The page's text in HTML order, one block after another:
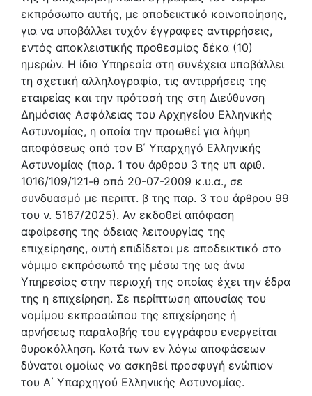
εκπρόσωπο αυτής, με αποδεικτικό κοινοποίησης,
για να υποβάλλει τυχόν έγγραφες αντιρρήσεις,
εντός αποκλειστικής προθεσμίας δέκα (10)
ημερών. Η ίδια Υπηρεσία στη συνέχεια υποβάλλει
τη σχετική αλληλογραφία, τις αντιρρήσεις της
εταιρείας και την πρότασή της στη Διεύθυνση
Δημόσιας Ασφάλειας του Αρχηγείου Ελληνικής
Αστυνομίας, η οποία την προωθεί για λήψη
αποφάσεως από τον Β΄ Υπαρχηγό Ελληνικής
Αστυνομίας (παρ. 1 του άρθρου 3 της υπ αριθ.
1016/109/121-θ από 20-07-2009 κ.υ.α., σε
συνδυασμό με περιπτ. β της παρ. 3 του άρθρου 99
του ν. 5187/2025). Αν εκδοθεί απόφαση
αφαίρεσης της άδειας λειτουργίας της
επιχείρησης, αυτή επιδίδεται με αποδεικτικό στο
νόμιμο εκπρόσωπό της μέσω της ως άνω
Υπηρεσίας στην περιοχή της οποίας έχει την έδρα
της η επιχείρηση. Σε περίπτωση απουσίας του
νομίμου εκπροσώπου της επιχείρησης ή
αρνήσεως παραλαβής του εγγράφου ενεργείται
θυροκόλληση. Κατά των εν λόγω αποφάσεων
δύναται ομοίως να ασκηθεί προσφυγή ενώπιον
του Α΄ Υπαρχηγού Ελληνικής Αστυνομίας.